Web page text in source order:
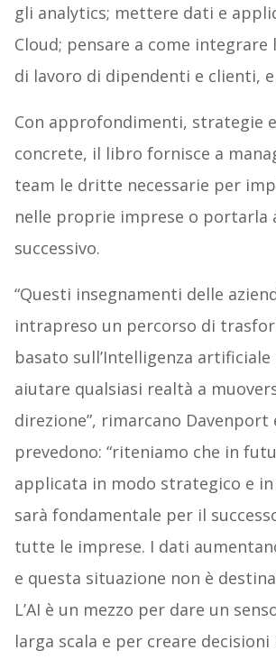
gli analytics; mettere dati e
Cloud; pensare a come integrare
di lavoro di dipendenti e clienti,
Con approfondimenti, strategie
concrete, il libro fornisce a
team le dritte necessarie per
nelle proprie imprese o portarla
successivo.
“Questi insegnamenti delle
intrapreso un percorso di
basato sull’Intelligenza artificiale
aiutare qualsiasi realtà a
direzione”, rimarcano Davenport
prevedono: “riteniamo che in
applicata in modo strategico e in
sarà fondamentale per il
tutte le imprese. I dati
e questa situazione non è
L’AI è un mezzo per dare un
larga scala e per creare